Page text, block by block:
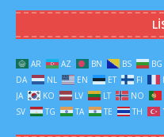
AR AZ BN BS BG
DA
NL EN ET FI
JA
KO LV LT NO
SV
TG TA TE TH